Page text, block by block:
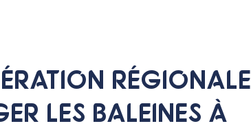
RÉGIONALE
LES BALEINES À